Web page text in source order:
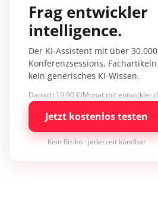
Frag entwickler
intelligence.
Der KI-Assistent mit über
Konferenzsessions,
kein generisches KI-Wissen.
Danach 19,90 €/Monat mit
Jetzt kostenlos testen
Kein Risiko · jederzeit kündbar